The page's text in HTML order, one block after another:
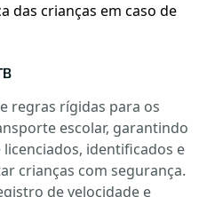
das crianças em caso de
regras rígidas para os
escolar, garantindo
identificados e
crianças com segurança.
de velocidade e